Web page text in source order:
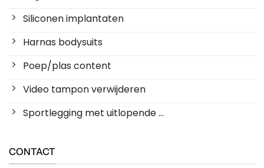
Siliconen implantaten
Harnas bodysuits
Poep/plas content
Video tampon verwijderen
Sportlegging met uitlopende ...
CONTACT